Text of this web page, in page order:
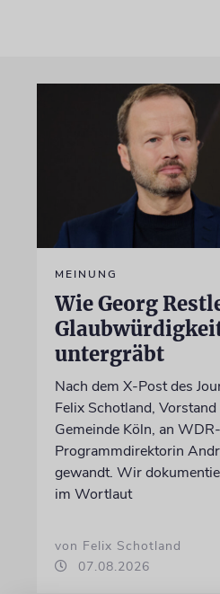
MEINUNG
Wie Georg
Glaubwürdigkeit
untergräbt
Nach dem X-Post des
Felix Schotland,
Gemeinde Köln, an WDR-
Programmdirektorin
gewandt. Wir
im Wortlaut
von Felix Schotland
07.08.2026